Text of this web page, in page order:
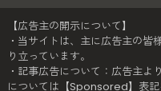
【広告主の開示について】
・当サイトは、主に広告主の
り立っています。
・記事広告について：広告主
については【Sponsored】表記